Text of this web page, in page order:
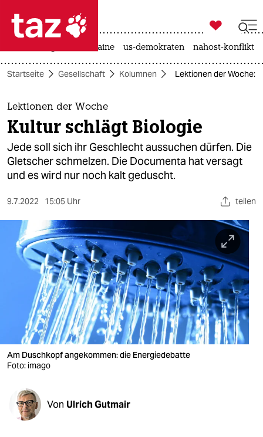
 taz zahl ich
taz zahl ich
themen
politik
öko
sport
berlin
wahrheit
verlag
verlag
veranstaltungen
shop

taz zahl ich
krieg in der ukraine us-demokraten nahost-konflikt
Startseite Gesellschaft Kolumnen Lektionen der Woche:
Lektionen der Woche
Kultur schlägt Biologie
Jede soll sich ihr Geschlecht aussuchen dürfen. Die
Gletscher schmelzen. Die Documenta hat versagt
und es wird nur noch kalt geduscht.
9.7.2022 15:05 Uhr teilen
Am Duschkopf angekommen: die Energiedebatte
Foto: imago
Von Ulrich Gutmair